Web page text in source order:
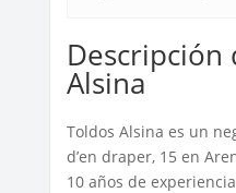
Descripción
Alsina
Toldos Alsina es un
d’en draper, 15 en
10 años de